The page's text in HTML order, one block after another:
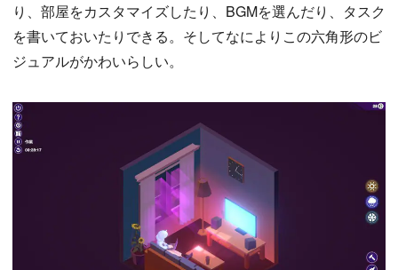
り、部屋をカスタマイズしたり、BGMを選んだり、タスク
を書いておいたりできる。そしてなによりこの六角形のビ
ジュアルがかわいらしい。